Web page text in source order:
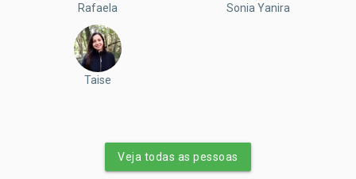
Rafaela Sonia Yanira
Taise
Veja todas as pessoas